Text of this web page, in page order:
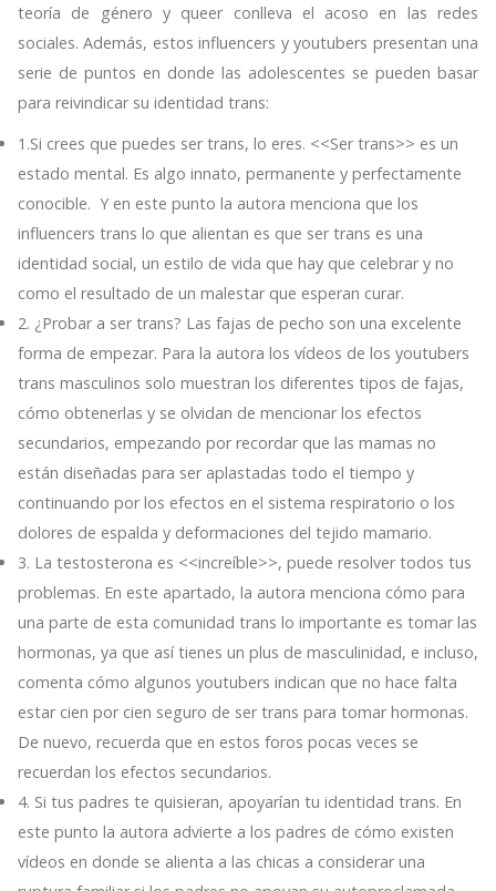
teoría de género y queer conlleva el acoso en las redes
sociales. Además, estos influencers y youtubers presentan una
serie de puntos en donde las adolescentes se pueden basar
para reivindicar su identidad trans:
1.Si crees que puedes ser trans, lo eres. <<Ser trans>> es un
estado mental. Es algo innato, permanente y perfectamente
conocible. Y en este punto la autora menciona que los
influencers trans lo que alientan es que ser trans es una
identidad social, un estilo de vida que hay que celebrar y no
como el resultado de un malestar que esperan curar.
2. ¿Probar a ser trans? Las fajas de pecho son una excelente
forma de empezar. Para la autora los vídeos de los youtubers
trans masculinos solo muestran los diferentes tipos de fajas,
cómo obtenerlas y se olvidan de mencionar los efectos
secundarios, empezando por recordar que las mamas no
están diseñadas para ser aplastadas todo el tiempo y
continuando por los efectos en el sistema respiratorio o los
dolores de espalda y deformaciones del tejido mamario.
3. La testosterona es <<increíble>>, puede resolver todos tus
problemas. En este apartado, la autora menciona cómo para
una parte de esta comunidad trans lo importante es tomar las
hormonas, ya que así tienes un plus de masculinidad, e incluso,
comenta cómo algunos youtubers indican que no hace falta
estar cien por cien seguro de ser trans para tomar hormonas.
De nuevo, recuerda que en estos foros pocas veces se
recuerdan los efectos secundarios.
4. Si tus padres te quisieran, apoyarían tu identidad trans. En
este punto la autora advierte a los padres de cómo existen
vídeos en donde se alienta a las chicas a considerar una